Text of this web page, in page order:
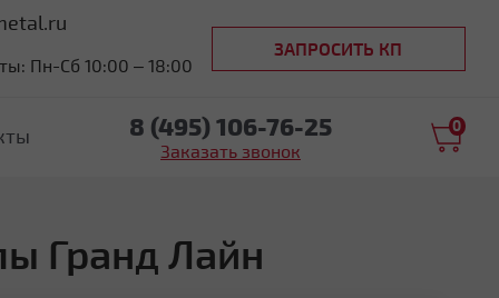
Пн-Сб 10:00 – 18:00
ЗАПРОСИТЬ КП
8 (495) 106-76-25
Заказать звонок
0
Гранд Лайн